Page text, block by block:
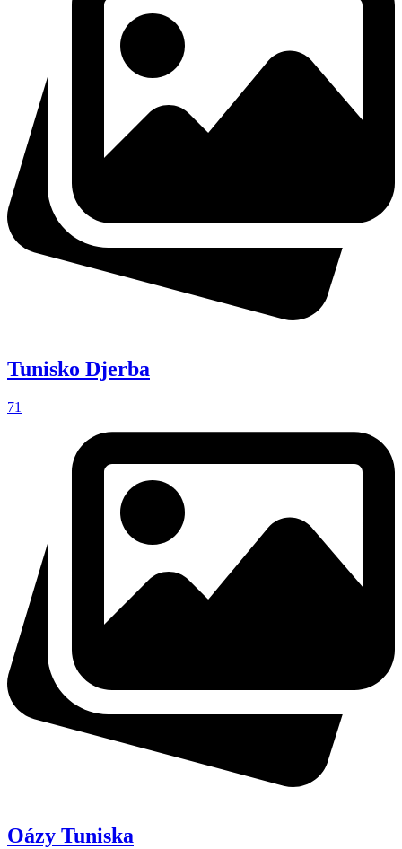
Tunisko Djerba
71
Oázy Tuniska